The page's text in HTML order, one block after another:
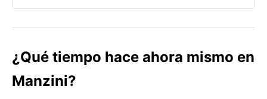
¿Qué tiempo hace ahora mismo en
Manzini?